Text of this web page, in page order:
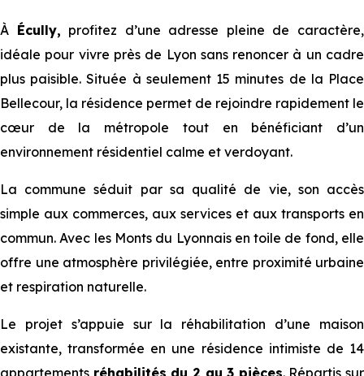
À Écully, profitez d’une adresse pleine de caractère,
idéale pour vivre près de Lyon sans renoncer à un cadre
plus paisible. Située à seulement 15 minutes de la Place
Bellecour, la résidence permet de rejoindre rapidement le
cœur de la métropole tout en bénéficiant d’un
environnement résidentiel calme et verdoyant.
La commune séduit par sa qualité de vie, son accès
simple aux commerces, aux services et aux transports en
commun. Avec les Monts du Lyonnais en toile de fond, elle
offre une atmosphère privilégiée, entre proximité urbaine
et respiration naturelle.
Le projet s’appuie sur la réhabilitation d’une maison
existante, transformée en une résidence intimiste de 14
appartements réhabilités du 2 au 3 pièces. Répartis sur